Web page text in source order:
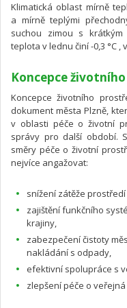
Klimatická oblast mírně
a mírně teplými
suchou zimou s krátkým
teplota v lednu činí -0,3 °C ,
Koncepce
Koncepce životního
dokument města Plzně,
v oblasti péče o životní
správy pro další období.
směry péče o životní
nejvíce angažovat:
snížení zátěže
zajištění funkčního
krajiny,
zabezpečení čistoty
nakládání s odpady,
efektivní spolupráce s
zlepšení péče o